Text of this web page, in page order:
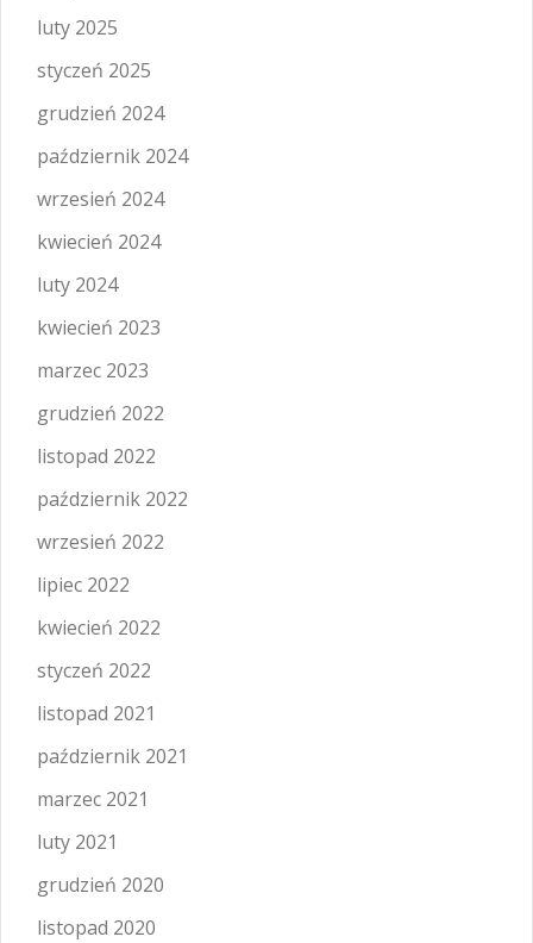
luty 2025
styczeń 2025
grudzień 2024
październik 2024
wrzesień 2024
kwiecień 2024
luty 2024
kwiecień 2023
marzec 2023
grudzień 2022
listopad 2022
październik 2022
wrzesień 2022
lipiec 2022
kwiecień 2022
styczeń 2022
listopad 2021
październik 2021
marzec 2021
luty 2021
grudzień 2020
listopad 2020